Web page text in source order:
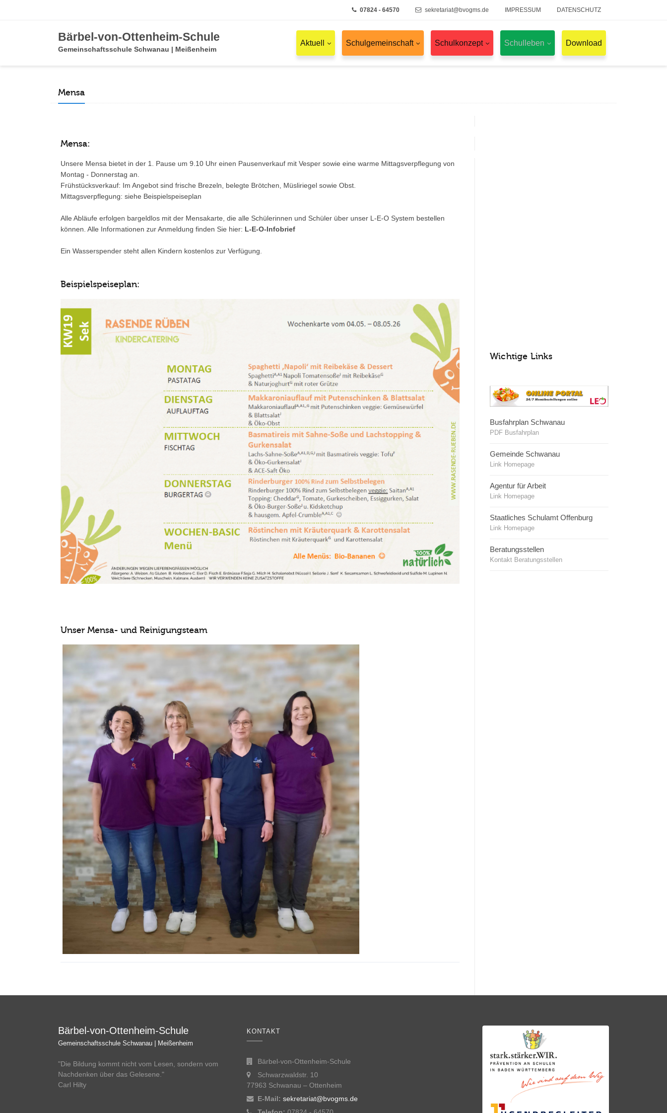
07824 - 64570 sekretariat@bvogms.de IMPRESSUM DATENSCHUTZ
Bärbel-von-Ottenheim-Schule
Gemeinschaftsschule Schwanau | Meißenheim
Aktuell Schulgemeinschaft Schulkonzept Schulleben Download
Mensa
Mensa:
Unsere Mensa bietet in der 1. Pause um 9.10 Uhr einen Pausenverkauf mit Vesper sowie eine warme Mittagsverpflegung von
Montag - Donnerstag an.
Frühstücksverkauf: Im Angebot sind frische Brezeln, belegte Brötchen, Müsliriegel sowie Obst.
Mittagsverpflegung: siehe Beispielspeiseplan
Alle Abläufe erfolgen bargeldlos mit der Mensakarte, die alle Schülerinnen und Schüler über unser L-E-O System bestellen
können. Alle Informationen zur Anmeldung finden Sie hier: L-E-O-Infobrief
Ein Wasserspender steht allen Kindern kostenlos zur Verfügung.
Beispielspeiseplan:
Unser Mensa- und Reinigungsteam
Wichtige Links
Busfahrplan Schwanau
PDF Busfahrplan
Gemeinde Schwanau
Link Homepage
Agentur für Arbeit
Link Homepage
Staatliches Schulamt Offenburg
Link Homepage
Beratungsstellen
Kontakt Beratungsstellen
Bärbel-von-Ottenheim-Schule
Gemeinschaftsschule Schwanau | Meißenheim
"Die Bildung kommt nicht vom Lesen, sondern vom
Nachdenken über das Gelesene."
Carl Hilty
KONTAKT
Bärbel-von-Ottenheim-Schule
Schwarzwaldstr. 10
77963 Schwanau – Ottenheim
E-Mail: sekretariat@bvogms.de